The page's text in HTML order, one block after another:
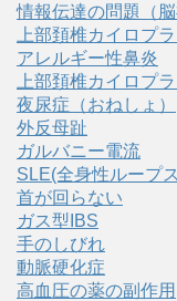
情報伝達の問題（脳
上部頚椎カイロプ
アレルギー性鼻炎
上部頚椎カイロプ
夜尿症（おねしょ）
外反母趾
ガルバニー電流
SLE(全身性ループ
首が回らない
ガス型IBS
手のしびれ
動脈硬化症
高血圧の薬の副作用